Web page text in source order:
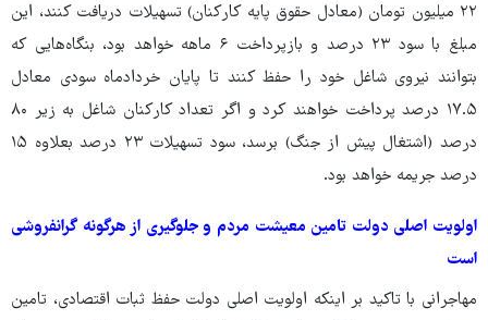
۲۲ میلیون تومان (معادل حقوق پایه کارکنان) تسهیلات دریافت کنند، این
مبلغ با سود ۲۳ درصد و بازپرداخت ۶ ماهه خواهد بود، بنگاه‌هایی که
بتوانند نیروی شاغل خود را حفظ کنند تا پایان خردادماه سودی معادل
۱۷.۵ درصد پرداخت خواهند کرد و اگر تعداد کارکنان شاغل به زیر ۸۰
درصد (اشتغال پیش از جنگ) برسد، سود تسهیلات ۲۳ درصد بعلاوه ۱۵
درصد جریمه خواهد بود.
اولویت اصلی دولت تامین معیشت مردم و جلوگیری از هرگونه گرانفروشی
است
مهاجرانی با تاکید بر اینکه اولویت اصلی دولت حفظ ثبات اقتصادی، تامین